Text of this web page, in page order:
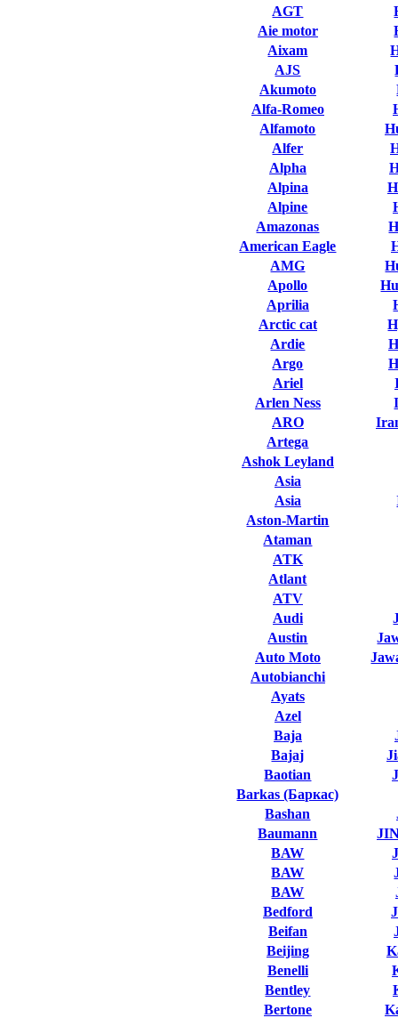
AGT
Aie motor
Aixam
AJS
Akumoto
Alfa-Romeo
Alfamoto
Alfer
Alpha
Alpina
Alpine
Amazonas
American Eagle
AMG
Apollo
Aprilia
Arctic cat
Ardie
Argo
Ariel
Arlen Ness
ARO
Artega
Ashok Leyland
Asia
Asia
Aston-Martin
Ataman
ATK
Atlant
ATV
Audi
Austin
Auto Moto
Autobianchi
Ayats
Azel
Baja
Bajaj
Baotian
Barkas (Баркас)
Bashan
Baumann
BAW
BAW
BAW
Bedford
Beifan
Beijing
Benelli
Bentley
Bertone